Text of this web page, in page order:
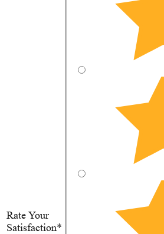
Rate Your
Satisfaction*